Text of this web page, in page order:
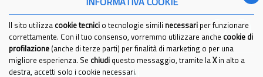
Seguici su:
Come raggiungerci Link Utili
INFORMATIVA COOKIE
Il sito utilizza cookie tecnici o tecnologie simili necessari per funzionare
correttamente. Con il tuo consenso, vorremmo utilizzare anche cookie di
profilazione (anche di terze parti) per finalità di marketing o per una
migliore esperienza. Se chiudi questo messaggio, tramite la Xin alto a
destra, accetti solo i cookie necessari.